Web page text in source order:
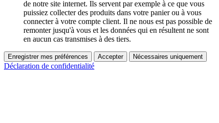
de notre site internet. Ils servent par exemple à ce que vous
puissiez collecter des produits dans votre panier ou à vous
connecter à votre compte client. Il ne nous est pas possible de
remonter jusqu'à vous et les données qui en résultent ne sont
en aucun cas transmises à des tiers.
Enregistrer mes préférences Accepter Nécessaires uniquement
Déclaration de confidentialité